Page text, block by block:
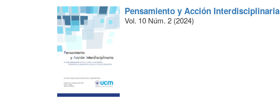
Pensamiento y Acción Interdisciplinaria
Vol. 10 Núm. 2 (2024)